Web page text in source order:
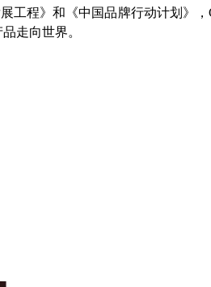
工程》和《中国品牌行动计划》
走向世界。